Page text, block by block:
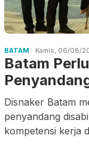
BATAM Kamis, 06/08/
Batam
Disnaker Batam
penyandang
kompetensi kerja